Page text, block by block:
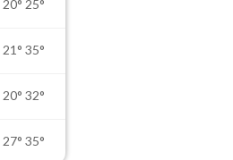
20° 25°
21° 35°
20° 32°
27° 35°